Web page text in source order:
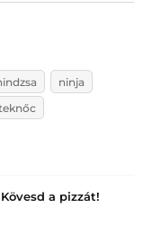
ninja
Kövesd a pizzát!